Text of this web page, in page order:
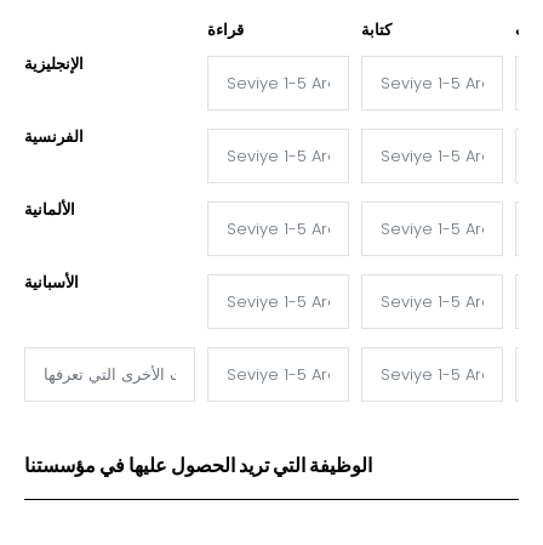
قراءة كتابة
الإنجليزية
الفرنسية
الألمانية
الأسبانية
الوظيفة التي تريد الحصول عليها في مؤسستنا